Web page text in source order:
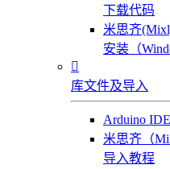
下载代码
米思齐
安装（

库文件及导入
Arduino
米思齐（
导入教程